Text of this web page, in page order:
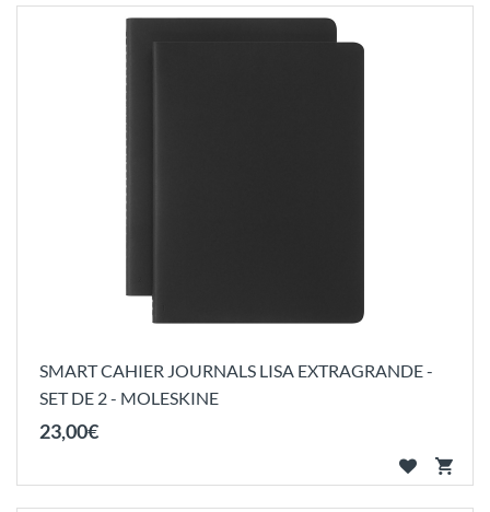
SMART CAHIER JOURNALS LISA EXTRAGRANDE -
SET DE 2 - MOLESKINE
23,00€